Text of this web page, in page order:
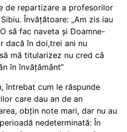
de repartizare a profesorilor
Învățătoare: „Am zis iau
să fac naveta și Doamne-
dacă în doi,trei ani nu
mă titularizez nu cred că
în învățământ”
întrebat cum le răspunde
care dau an de an
obțin note mari, dar nu au
nedeterminată: În